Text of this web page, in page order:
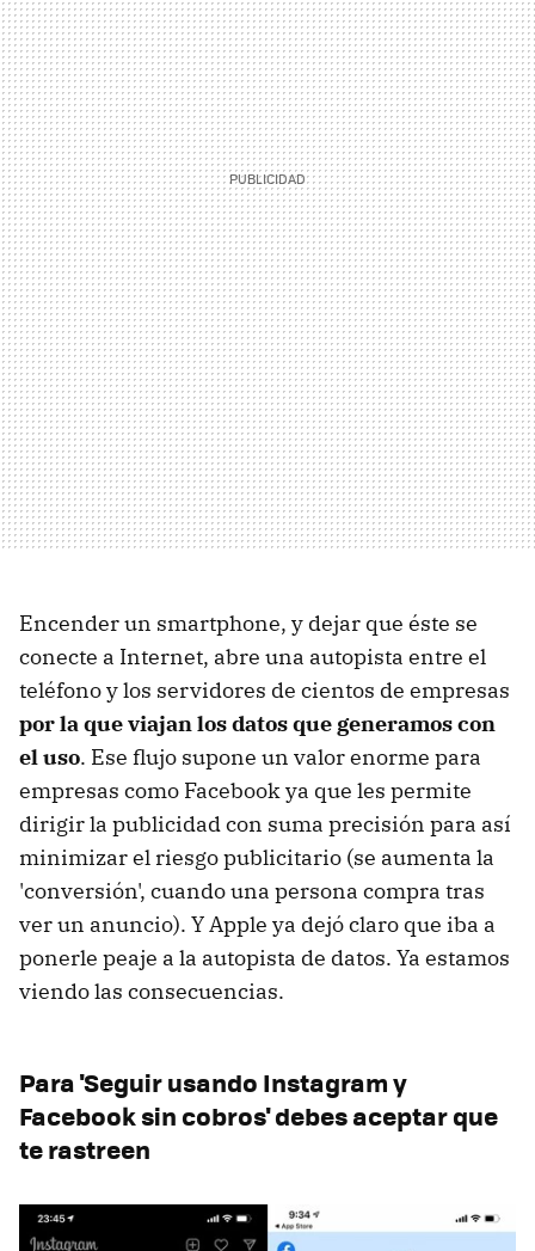
Encender un smartphone, y dejar que éste se
conecte a Internet, abre una autopista entre el
teléfono y los servidores de cientos de empresas
por la que viajan los datos que generamos con
el uso. Ese flujo supone un valor enorme para
empresas como Facebook ya que les permite
dirigir la publicidad con suma precisión para así
minimizar el riesgo publicitario (se aumenta la
'conversión', cuando una persona compra tras
ver un anuncio). Y Apple ya dejó claro que iba a
ponerle peaje a la autopista de datos. Ya estamos
viendo las consecuencias.
Para 'Seguir usando Instagram y
Facebook sin cobros' debes aceptar que
te rastreen